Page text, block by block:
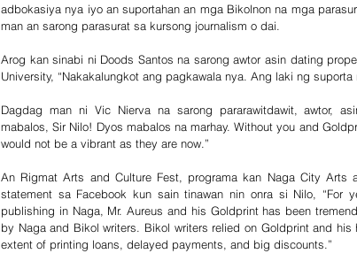
adbokasiya nya iyo an suportahan an mga Bikolnon na mga
man an sarong parasurat sa kursong journalism o dai.
Arog kan sinabi ni Doods Santos na sarong awtor asin dating
University, “Nakakalungkot ang pagkawala nya. Ang laki ng suporta
Dagdag man ni Vic Nierva na sarong pararawitdawit, awtor,
mabalos, Sir Nilo! Dyos mabalos na marhay. Without you and
would not be a vibrant as they are now.”
An Rigmat Arts and Culture Fest, programa kan Naga City Arts
statement sa Facebook kun sain tinawan nin onra si Nilo, “For
publishing in Naga, Mr. Aureus and his Goldprint has been
by Naga and Bikol writers. Bikol writers relied on Goldprint and
extent of printing loans, delayed payments, and big discounts.”